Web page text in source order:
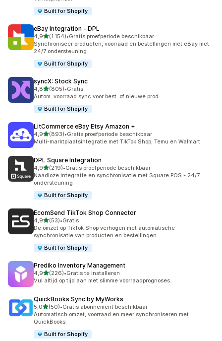
Built for Shopify
eBay Integration ‑ DPL
4,9van 5 sterren
(1.154)
1154 recensies in totaal
•Gratis proefperiode beschikbaar
Synchroniseer producten, voorraad en bestellingen met eBay met
24/7 ondersteuning
Built for Shopify
syncX: Stock Sync
4,8van 5 sterren
(805)
805 recensies in totaal
•Gratis
Autom. voorraad sync voor best. of nieuwe prod.
Built for Shopify
LitCommerce eBay Etsy Amazon +
4,9van 5 sterren
(893)
893 recensies in totaal
•Gratis proefperiode beschikbaar
Multi-marktplaatsintegratie met TikTok Shop, Temu en Walmart
DPL Square Integration
4,9van 5 sterren
(219)
219 recensies in totaal
•Gratis proefperiode beschikbaar
Naadloze integratie en synchronisatie met Square POS - 24/7
ondersteuning
Built for Shopify
EcomSend TikTok Shop Connector
4,9van 5 sterren
(53)
53 recensies in totaal
•Gratis
De omzet op TikTok Shop verhogen met automatische
synchronisatie van producten en bestellingen.
Built for Shopify
Prediko Inventory Management
4,9van 5 sterren
(226)
226 recensies in totaal
•Gratis te installeren
Vul altijd op tijd aan met slimme voorraadprognoses.
QuickBooks Sync by MyWorks
5,0van 5 sterren
(50)
50 recensies in totaal
•Gratis abonnement beschikbaar
Automatisch omzet, voorraad en meer synchroniseren met
QuickBooks.
Built for Shopify